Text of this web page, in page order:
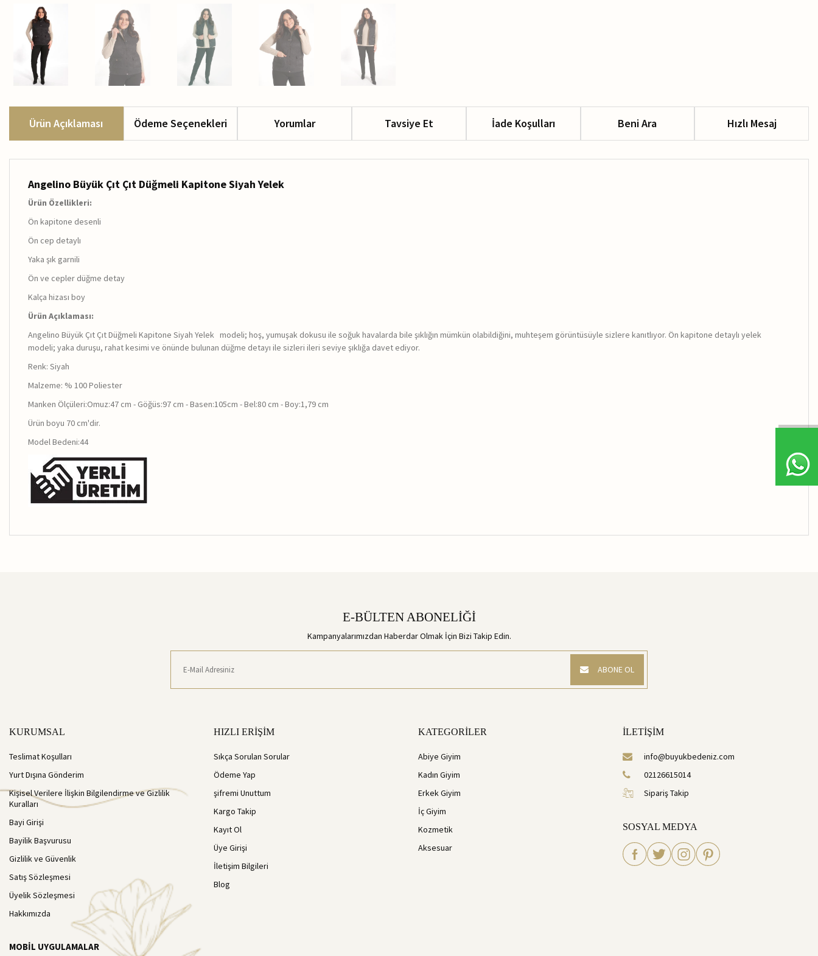
Ürün Açıklaması Ödeme Seçenekleri Yorumlar Tavsiye Et İade Koşulları Beni Ara Hızlı Mesaj
Angelino Büyük Çıt Çıt Düğmeli Kapitone Siyah Yelek
Ürün Özellikleri:
Ön kapitone desenli
Ön cep detaylı
Yaka şık garnili
Ön ve cepler düğme detay
Kalça hizası boy
Ürün Açıklaması:
Angelino Büyük Çıt Çıt Düğmeli Kapitone Siyah Yelek modeli; hoş, yumuşak dokusu ile soğuk havalarda bile şıklığın mümkün olabildiğini, muhteşem görüntüsüyle sizlere kanıtlıyor. Ön kapitone detaylı yelek
modeli; yaka duruşu, rahat kesimi ve önünde bulunan düğme detayı ile sizleri ileri seviye şıklığa davet ediyor.
Renk: Siyah
Malzeme: % 100 Poliester
Manken Ölçüleri:Omuz:47 cm - Göğüs:97 cm - Basen:105cm - Bel:80 cm - Boy:1,79 cm
Ürün boyu 70 cm'dir.
Model Bedeni:44
E-BÜLTEN ABONELİĞİ
Kampanyalarımızdan Haberdar Olmak İçin Bizi Takip Edin.
ABONE OL
KURUMSAL
Teslimat Koşulları
Yurt Dışına Gönderim
Kişisel Verilere İlişkin Bilgilendirme ve Gizlilik
Kuralları
Bayi Girişi
Bayilik Başvurusu
Gizlilik ve Güvenlik
Satış Sözleşmesi
Üyelik Sözleşmesi
Hakkımızda
HIZLI ERİŞİM
Sıkça Sorulan Sorular
Ödeme Yap
şifremi Unuttum
Kargo Takip
Kayıt Ol
Üye Girişi
İletişim Bilgileri
Blog
KATEGORİLER
Abiye Giyim
Kadın Giyim
Erkek Giyim
İç Giyim
Kozmetik
Aksesuar
İLETİŞİM
info@buyukbedeniz.com
02126615014
Sipariş Takip
SOSYAL MEDYA
MOBİL UYGULAMALAR